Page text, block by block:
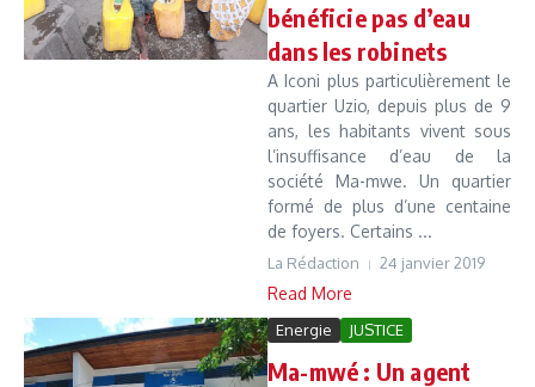
bénéficie pas d’eau
dans les robinets
A Iconi plus particulièrement le
quartier Uzio, depuis plus de 9
ans, les habitants vivent sous
l’insuffisance d’eau de la
société Ma-mwe. Un quartier
formé de plus d’une centaine
de foyers. Certains ...
La Rédaction 24 janvier 2019
Read More
Energie JUSTICE
Ma-mwé : Un agent